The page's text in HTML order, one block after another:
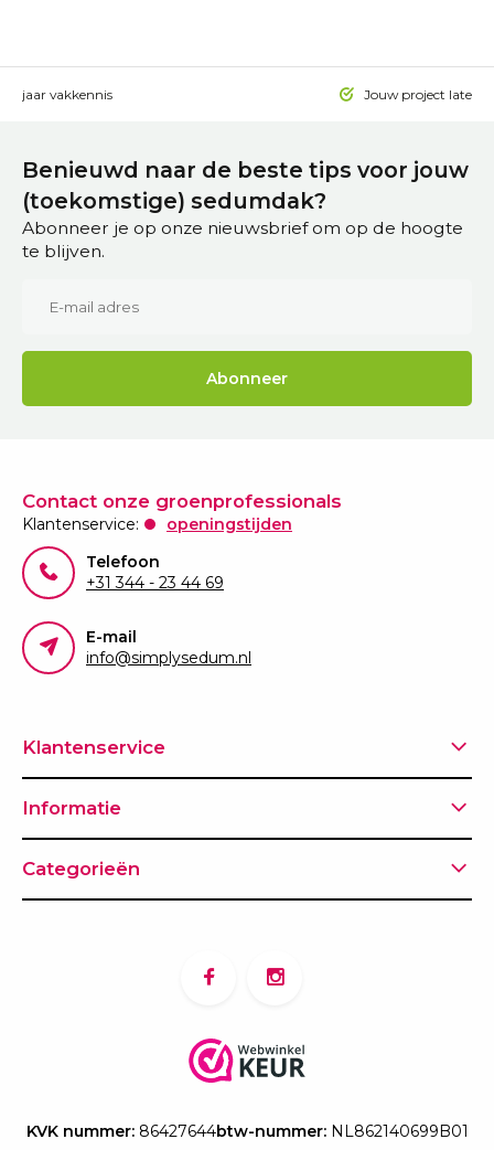
15 jaar vakkennis Jouw project laten
Benieuwd naar de beste tips voor jouw
(toekomstige) sedumdak?
Abonneer je op onze nieuwsbrief om op de hoogte
te blijven.
Abonneer
Contact onze groenprofessionals
Klantenservice:
openingstijden
Telefoon
+31 344 - 23 44 69
E-mail
info@simplysedum.nl
Klantenservice
Informatie
Categorieën
KVK nummer:86427644btw-nummer:NL862140699B01